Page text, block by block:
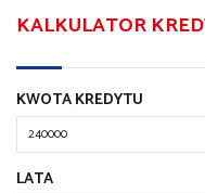
KALKULATOR
KWOTA KREDYTU
LATA